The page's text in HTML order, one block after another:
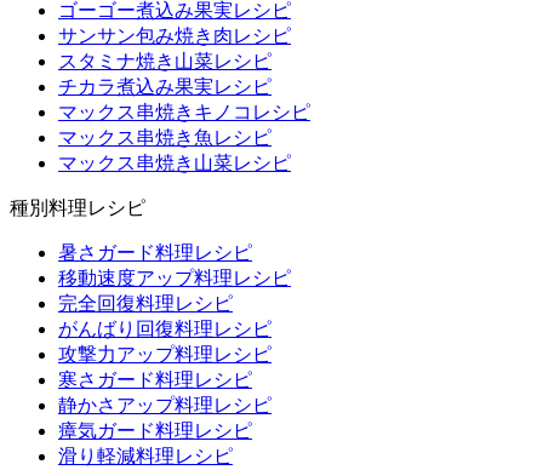
ゴーゴー煮込み果実レシピ
サンサン包み焼き肉レシピ
スタミナ焼き山菜レシピ
チカラ煮込み果実レシピ
マックス串焼きキノコレシピ
マックス串焼き魚レシピ
マックス串焼き山菜レシピ
種別料理レシピ
暑さガード料理レシピ
移動速度アップ料理レシピ
完全回復料理レシピ
がんばり回復料理レシピ
攻撃力アップ料理レシピ
寒さガード料理レシピ
静かさアップ料理レシピ
瘴気ガード料理レシピ
滑り軽減料理レシピ